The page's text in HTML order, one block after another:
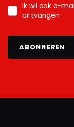
Ik wil ook e-
ontvangen.
ABONNEREN